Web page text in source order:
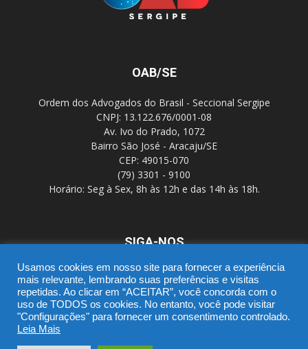
OAB/SE
Ordem dos Advogados do Brasil - Seccional Sergipe
CNPJ: 13.122.676/0001-08
Av. Ivo do Prado, 1072
Bairro São José - Aracaju/SE
CEP: 49015-070
(79) 3301 - 9100
Horário: Seg à Sex, 8h às 12h e das 14h às 18h.
SIGA-NOS
SGD
Política de Privacidade
Usamos cookies em nosso site para fornecer a experiência
mais relevante, lembrando suas preferências e visitas
repetidas. Ao clicar em “ACEITAR”, você concorda com o
uso de TODOS os cookies. No entanto, você pode visitar
"Configurações" para fornecer um consentimento controlado.
Leia Mais